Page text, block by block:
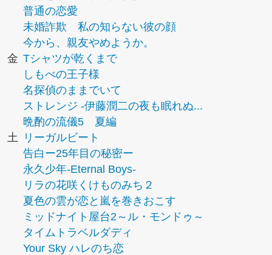
普通の恋愛
未婚詐欺 私の知らない彼の顔
今から、親友やめようか。
金 Tシャツが乾くまで
しもべの王子様
名探偵のままでいて
ストレンジ -伊藤潤二の夜も眠れぬ...
晩酌の流儀5 夏編
土
リーガルビート
告白ー25年目の秘密ー
永久少年-Eternal Boys-
リラの花咲くけものみち２
夏色の雲が恋と嵐を巻きおこす
ミッドナイト屋台2～ル・モンドゥ～
タイムトラベルダディ
Your Sky ハレのち恋